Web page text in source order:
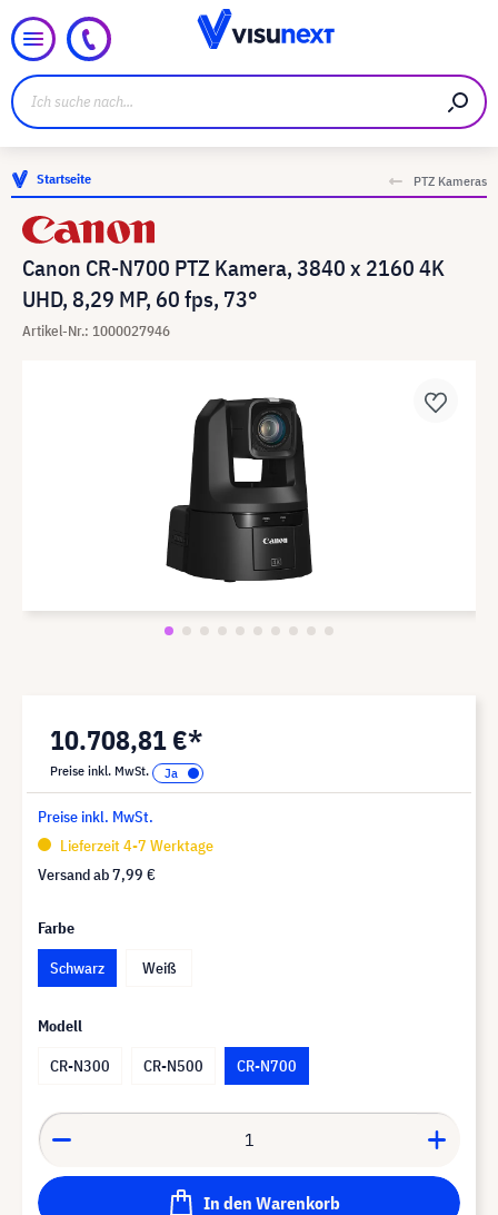
Startseite PTZ Kameras
Canon CR-N700 PTZ Kamera, 3840 x 2160 4K
UHD, 8,29 MP, 60 fps, 73°
Artikel-Nr.: 1000027946
10.708,81 €*
Preise inkl. MwSt.
Preise inkl. MwSt.
Lieferzeit 4-7 Werktage
Versand ab7,99 €
Farbe
Schwarz
Weiß
Modell
CR-N300
CR-N500 CR-N700
In den Warenkorb